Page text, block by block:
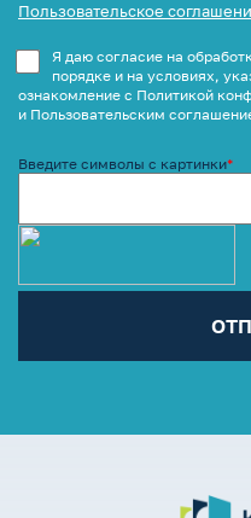
Пользовательское
Я даю согласие на
порядке и на условиях,
ознакомление с Политикой
и Пользовательским
Введите символы с картинки*